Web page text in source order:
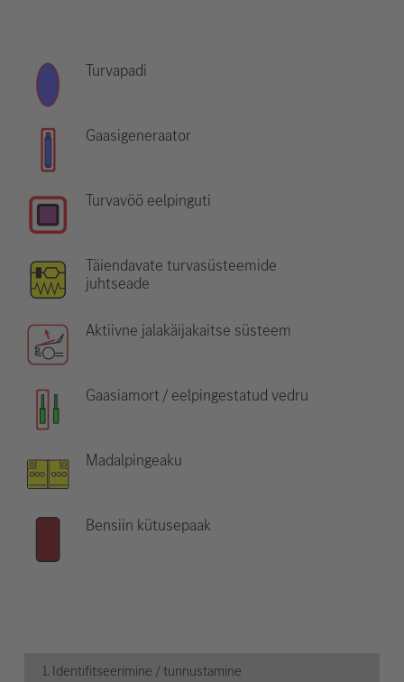
Turvapadi
Gaasigeneraator
Turvavöö eelpinguti
Täiendavate turvasüsteemide
juhtseade
Aktiivne jalakäijakaitse süsteem
Gaasiamort / eelpingestatud vedru
Madalpingeaku
Bensiin kütusepaak
1. Identifitseerimine / tunnustamine